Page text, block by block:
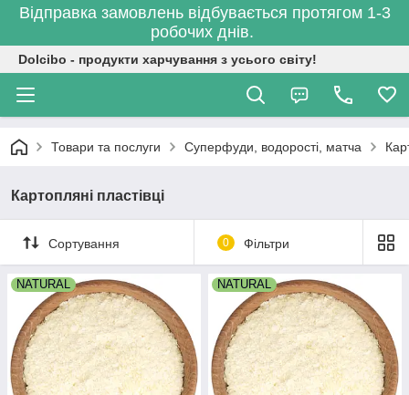
Відправка замовлень відбувається протягом 1-3
робочих днів.
Dolcibo - продукти харчування з усього світу!
Товари та послуги Суперфуди, водорості, матча
Картопляні пластівці
Сортування 0 Фільтри
NATURAL NATURAL